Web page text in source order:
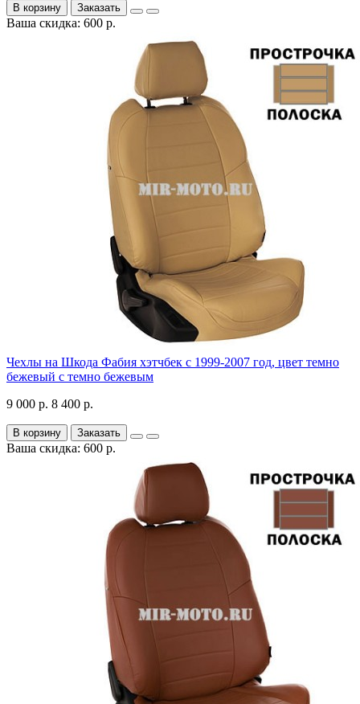
В корзину Заказать
Ваша скидка: 600 р.
Чехлы на Шкода Фабия хэтчбек с 1999-2007 год, цвет темно
бежевый с темно бежевым
9 000 р. 8 400 р.
В корзину Заказать
Ваша скидка: 600 р.